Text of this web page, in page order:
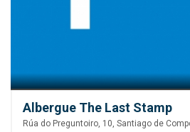
Albergue The Last Stamp
Rúa do Preguntoiro, 10, Santiago de